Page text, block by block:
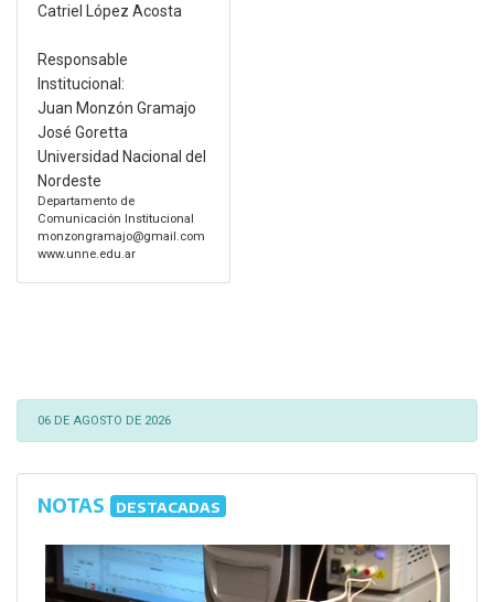
Catriel López Acosta
Responsable
Institucional:
Juan Monzón Gramajo
José Goretta
Universidad Nacional del
Nordeste
Departamento de
Comunicación Institucional
monzongramajo@gmail.com
www.unne.edu.ar
06 DE AGOSTO DE 2026
NOTAS DESTACADAS